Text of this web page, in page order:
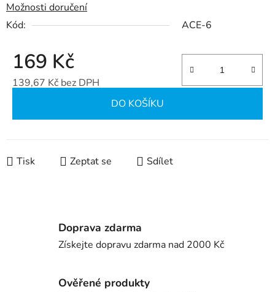
Možnosti doručení
Kód:
ACE-6
169 Kč
139,67 Kč bez DPH
DO KOŠÍKU
Tisk Zeptat se Sdílet
Doprava zdarma
Získejte dopravu zdarma nad 2000 Kč
Ověřené produkty